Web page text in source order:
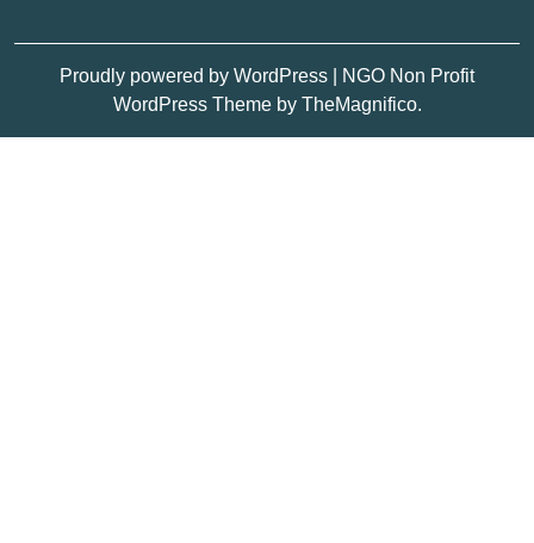
Proudly powered by WordPress
NGO Non Profit
WordPress Theme by TheMagnifico.